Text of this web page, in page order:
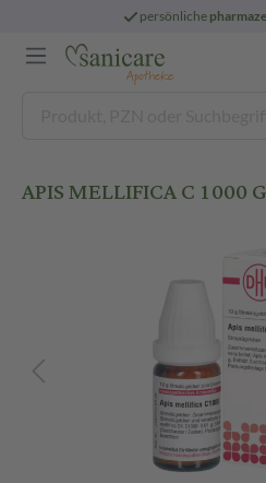
persönliche
APIS MELLIFICA C